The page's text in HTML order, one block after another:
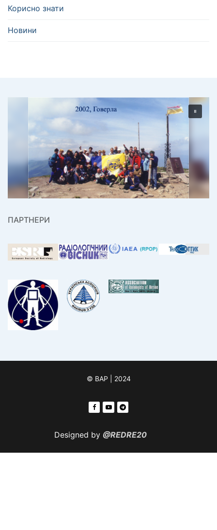
Корисно знати
Новини
ПАРТНЕРИ
© ВАР | 2024
Designed by @REDRE20